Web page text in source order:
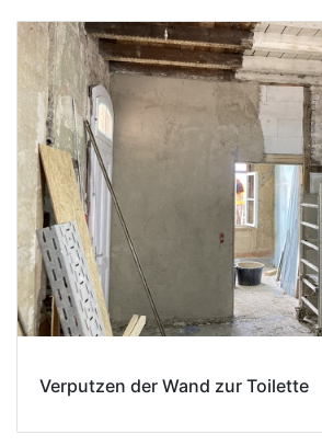
Verputzen der Wand zur Toilette